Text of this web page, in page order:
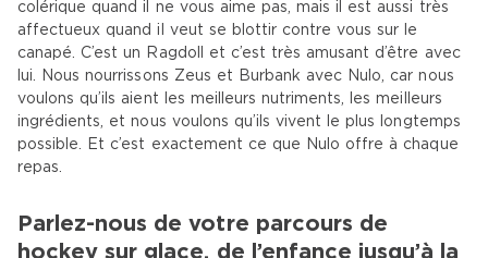
colérique quand il ne vous aime pas, mais il est aussi très
affectueux quand il veut se blottir contre vous sur le
canapé. C’est un Ragdoll et c’est très amusant d’être avec
lui. Nous nourrissons Zeus et Burbank avec Nulo, car nous
voulons qu’ils aient les meilleurs nutriments, les meilleurs
ingrédients, et nous voulons qu’ils vivent le plus longtemps
possible. Et c’est exactement ce que Nulo offre à chaque
repas.
Parlez-nous de votre parcours de
hockey sur glace, de l’enfance jusqu’à la